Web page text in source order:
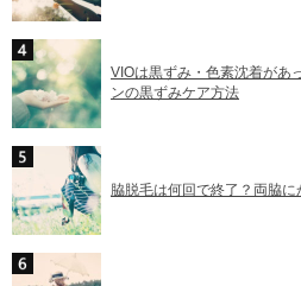
VIOは黒ずみ・色素沈着があ
ンの黒ずみケア方法
脇脱毛は何回で終了？両脇